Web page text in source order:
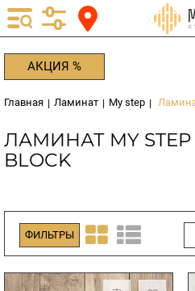
АКЦИЯ %
Главная | Ламинат | My step |
ЛАМИНАТ MY STEP
BLOCK
ФИЛЬТРЫ